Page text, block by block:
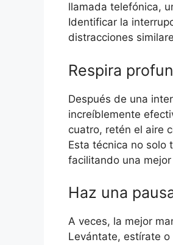
llamada telefónica,
Identificar la
distracciones
Respira
Después de una
increíblemente
cuatro, retén el aire
Esta técnica no solo
facilitando una
Haz una
A veces, la mejor
Levántate, estírate